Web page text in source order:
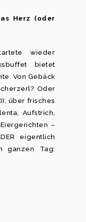
Herz (oder
wieder
bietet
Von Gebäck
Oder
über frisches
Aufstrich,
–
eigentlich
ganzen Tag: